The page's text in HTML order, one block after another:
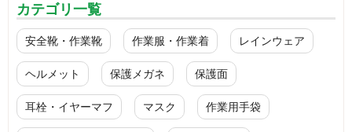
カテゴリ一覧
安全靴・作業靴 作業服・作業着 レインウェア
ヘルメット 保護メガネ 保護面
耳栓・イヤーマフ マスク 作業用手袋